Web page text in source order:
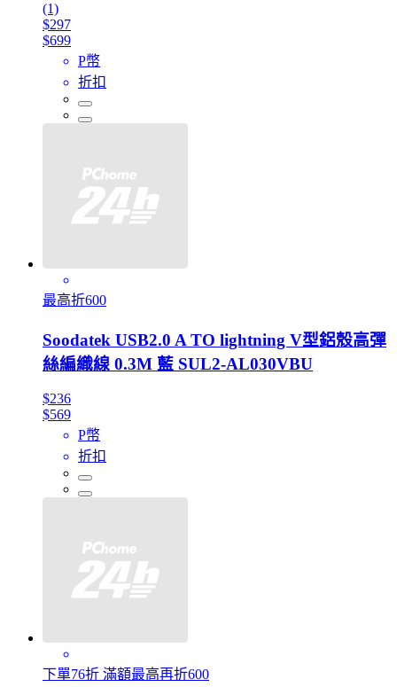
(1)
$297
$699
P幣
折扣
最高折600
Soodatek USB2.0 A TO lightning V型鋁殼高彈
絲編織線 0.3M 藍 SUL2-AL030VBU
$236
$569
P幣
折扣
下單76折 滿額最高再折600